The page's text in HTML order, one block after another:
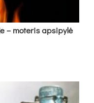
– mo­te­ris ap­si­py­lė